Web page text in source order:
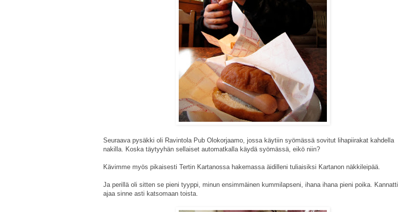
Seuraava pysäkki oli Ravintola Pub Olokorjaamo, jossa käytiin syömässä sovitut lihapiirakat kahdella
nakilla. Koska täytyyhän sellaiset automatkalla käydä syömässä, eikö niin?
Kävimme myös pikaisesti Tertin Kartanossa hakemassa äidilleni tuliaisiksi Kartanon näkkileipää.
Ja perillä oli sitten se pieni tyyppi, minun ensimmäinen kummilapseni, ihana ihana pieni poika. Kannatti
ajaa sinne asti katsomaan toista.